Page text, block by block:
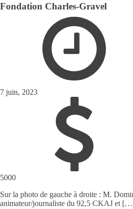
Fondation Charles-Gravel
7 juin, 2023
5000
Sur la photo de gauche à droite : M.
animateur/journaliste du 92,5 CKAJ et